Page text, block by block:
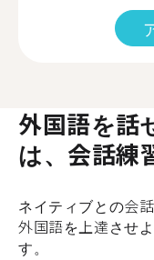
外国語を話
は、会話練
ネイティブとの会
外国語を上達させ
す。